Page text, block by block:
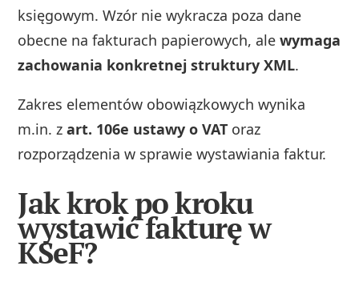
księgowym. Wzór nie wykracza poza dane
obecne na fakturach papierowych, alewymaga
zachowania konkretnej struktury XML.
Zakres elementów obowiązkowych wynika
m.in. zart. 106e ustawy o VAT oraz
rozporządzenia w sprawie wystawiania faktur.
Jak krok po kroku
wystawić fakturę w
KSeF?